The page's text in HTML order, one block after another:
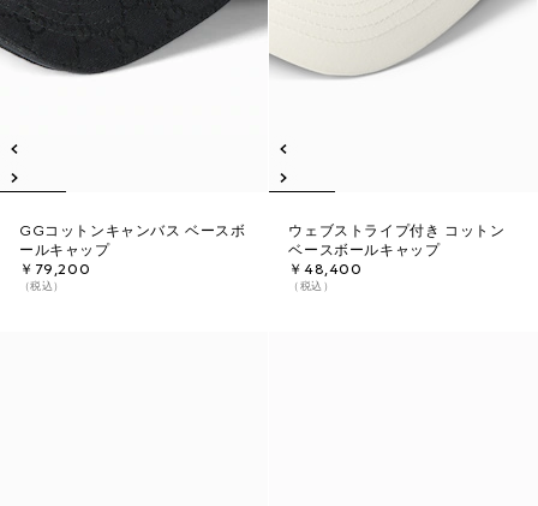
GGコットンキャンバス ベースボ
ールキャップ
￥79,200
（税込）
ウェブストライプ付き コットン
ベースボールキャップ
￥48,400
（税込）